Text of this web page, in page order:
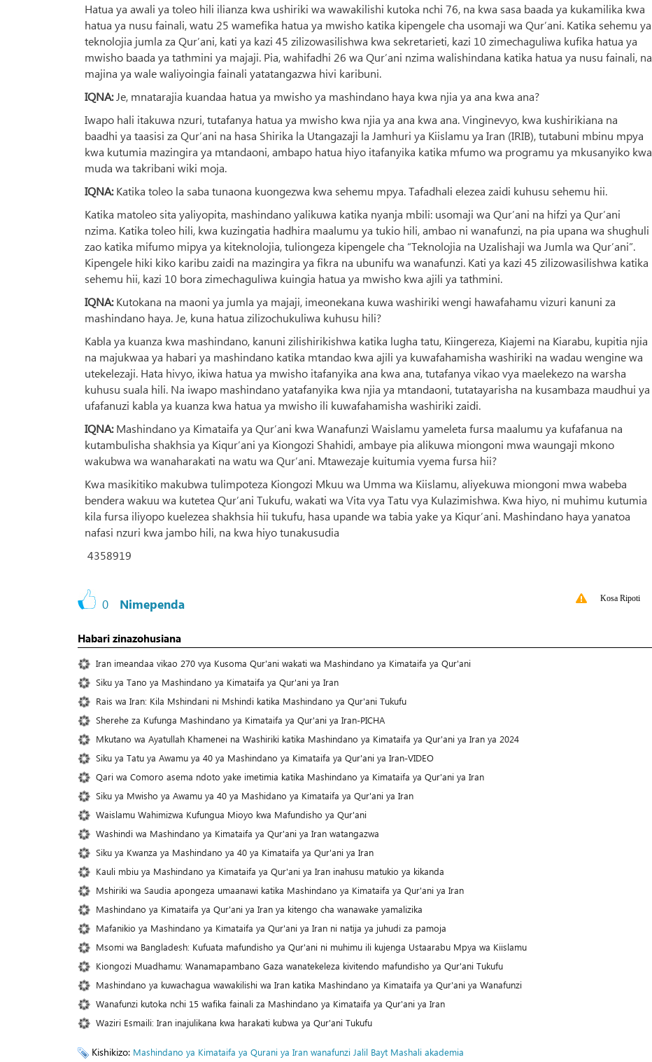
Hatua ya awali ya toleo hili ilianza kwa ushiriki wa wawakilishi kutoka nchi 76, na kwa sasa baada ya kukamilika kwa
hatua ya nusu fainali, watu 25 wamefika hatua ya mwisho katika kipengele cha usomaji wa Qur’ani. Katika sehemu ya
teknolojia jumla za Qur’ani, kati ya kazi 45 zilizowasilishwa kwa sekretarieti, kazi 10 zimechaguliwa kufika hatua ya
mwisho baada ya tathmini ya majaji. Pia, wahifadhi 26 wa Qur’ani nzima walishindana katika hatua ya nusu fainali, na
majina ya wale waliyoingia fainali yatatangazwa hivi karibuni.
IQNA:Je, mnatarajia kuandaa hatua ya mwisho ya mashindano haya kwa njia ya ana kwa ana?
Iwapo hali itakuwa nzuri, tutafanya hatua ya mwisho kwa njia ya ana kwa ana. Vinginevyo, kwa kushirikiana na
baadhi ya taasisi za Qur’ani na hasa Shirika la Utangazaji la Jamhuri ya Kiislamu ya Iran (IRIB), tutabuni mbinu mpya
kwa kutumia mazingira ya mtandaoni, ambapo hatua hiyo itafanyika katika mfumo wa programu ya mkusanyiko kwa
muda wa takribani wiki moja.
IQNA:Katika toleo la saba tunaona kuongezwa kwa sehemu mpya. Tafadhali elezea zaidi kuhusu sehemu hii.
Katika matoleo sita yaliyopita, mashindano yalikuwa katika nyanja mbili: usomaji wa Qur’ani na hifzi ya Qur’ani
nzima. Katika toleo hili, kwa kuzingatia hadhira maalumu ya tukio hili, ambao ni wanafunzi, na pia upana wa shughuli
zao katika mifumo mipya ya kiteknolojia, tuliongeza kipengele cha “Teknolojia na Uzalishaji wa Jumla wa Qur’ani”.
Kipengele hiki kiko karibu zaidi na mazingira ya fikra na ubunifu wa wanafunzi. Kati ya kazi 45 zilizowasilishwa katika
sehemu hii, kazi 10 bora zimechaguliwa kuingia hatua ya mwisho kwa ajili ya tathmini.
IQNA:Kutokana na maoni ya jumla ya majaji, imeonekana kuwa washiriki wengi hawafahamu vizuri kanuni za
mashindano haya. Je, kuna hatua zilizochukuliwa kuhusu hili?
Kabla ya kuanza kwa mashindano, kanuni zilishirikishwa katika lugha tatu, Kiingereza, Kiajemi na Kiarabu, kupitia njia
na majukwaa ya habari ya mashindano katika mtandao kwa ajili ya kuwafahamisha washiriki na wadau wengine wa
utekelezaji. Hata hivyo, ikiwa hatua ya mwisho itafanyika ana kwa ana, tutafanya vikao vya maelekezo na warsha
kuhusu suala hili. Na iwapo mashindano yatafanyika kwa njia ya mtandaoni, tutatayarisha na kusambaza maudhui ya
ufafanuzi kabla ya kuanza kwa hatua ya mwisho ili kuwafahamisha washiriki zaidi.
IQNA:Mashindano ya Kimataifa ya Qur’ani kwa Wanafunzi Waislamu yameleta fursa maalumu ya kufafanua na
kutambulisha shakhsia ya Kiqur’ani ya Kiongozi Shahidi, ambaye pia alikuwa miongoni mwa waungaji mkono
wakubwa wa wanaharakati na watu wa Qur’ani. Mtawezaje kuitumia vyema fursa hii?
Kwa masikitiko makubwa tulimpoteza Kiongozi Mkuu wa Umma wa Kiislamu, aliyekuwa miongoni mwa wabeba
bendera wakuu wa kutetea Qur’ani Tukufu, wakati wa Vita vya Tatu vya Kulazimishwa. Kwa hiyo, ni muhimu kutumia
kila fursa iliyopo kuelezea shakhsia hii tukufu, hasa upande wa tabia yake ya Kiqur’ani. Mashindano haya yanatoa
nafasi nzuri kwa jambo hili, na kwa hiyo tunakusudia
4358919
0 Nimependa Kosa Ripoti
Habari zinazohusiana
Iran imeandaa vikao 270 vya Kusoma Qur'ani wakati wa Mashindano ya Kimataifa ya Qur'ani
Siku ya Tano ya Mashindano ya Kimataifa ya Qur'ani ya Iran
Rais wa Iran: Kila Mshindani ni Mshindi katika Mashindano ya Qur'ani Tukufu
Sherehe za Kufunga Mashindano ya Kimataifa ya Qur'ani ya Iran-PICHA
Mkutano wa Ayatullah Khamenei na Washiriki katika Mashindano ya Kimataifa ya Qur'ani ya Iran ya 2024
Siku ya Tatu ya Awamu ya 40 ya Mashindano ya Kimataifa ya Qur'ani ya Iran-VIDEO
Qari wa Comoro asema ndoto yake imetimia katika Mashindano ya Kimataifa ya Qur'ani ya Iran
Siku ya Mwisho ya Awamu ya 40 ya Mashidano ya Kimataifa ya Qur'ani ya Iran
Waislamu Wahimizwa Kufungua Mioyo kwa Mafundisho ya Qur'ani
Washindi wa Mashindano ya Kimataifa ya Qur'ani ya Iran watangazwa
Siku ya Kwanza ya Mashindano ya 40 ya Kimataifa ya Qur'ani ya Iran
Kauli mbiu ya Mashindano ya Kimataifa ya Qur'ani ya Iran inahusu matukio ya kikanda
Mshiriki wa Saudia apongeza umaanawi katika Mashindano ya Kimataifa ya Qur'ani ya Iran
Mashindano ya Kimataifa ya Qur'ani ya Iran ya kitengo cha wanawake yamalizika
Mafanikio ya Mashindano ya Kimataifa ya Qur'ani ya Iran ni natija ya juhudi za pamoja
Msomi wa Bangladesh: Kufuata mafundisho ya Qur'ani ni muhimu ili kujenga Ustaarabu Mpya wa Kiislamu
Kiongozi Muadhamu: Wanamapambano Gaza wanatekeleza kivitendo mafundisho ya Qur'ani Tukufu
Mashindano ya kuwachagua wawakilishi wa Iran katika Mashindano ya Kimataifa ya Qur'ani ya Wanafunzi
Wanafunzi kutoka nchi 15 wafika fainali za Mashindano ya Kimataifa ya Qur'ani ya Iran
Waziri Esmaili: Iran inajulikana kwa harakati kubwa ya Qur'ani Tukufu
Kishikizo: Mashindano ya Kimataifa ya Qurani ya Iran wanafunzi Jalil Bayt Mashali akademia